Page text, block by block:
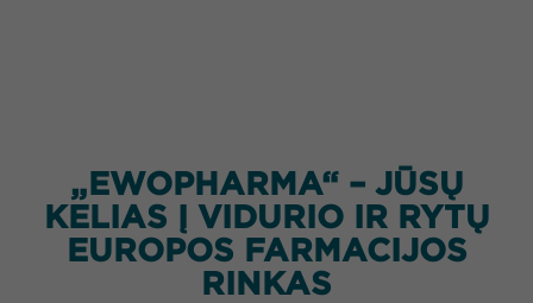
„EWOPHARMA“ – JŪSŲ
KELIAS Į VIDURIO IR RYTŲ
EUROPOS FARMACIJOS
RINKAS